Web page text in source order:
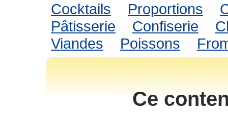
Cocktails Proportions
Pâtisserie
Confiserie
Viandes
Poissons
Ce